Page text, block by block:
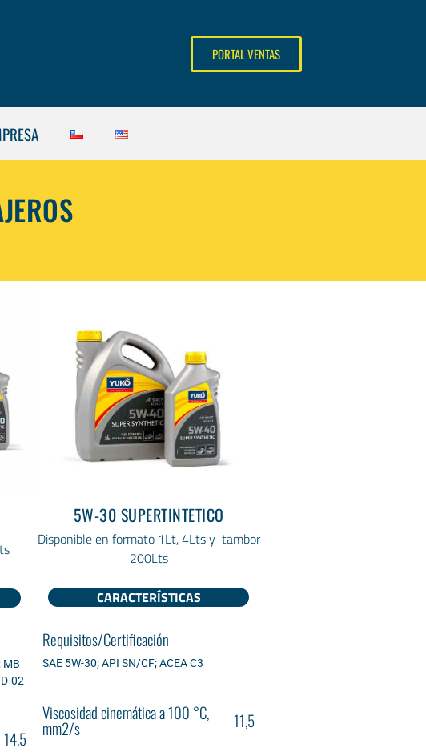
PORTAL VENTAS
MB
02
14,5
5W-30 SUPERTINTETICO
Disponible en formato 1Lt, 4Lts y tambor
200Lts
CARACTERÍSTICAS
Requisitos/Certificación
SAE 5W-30; API SN/CF; ACEA C3
Viscosidad cinemática a 100 °С,
mm2/s 11,5